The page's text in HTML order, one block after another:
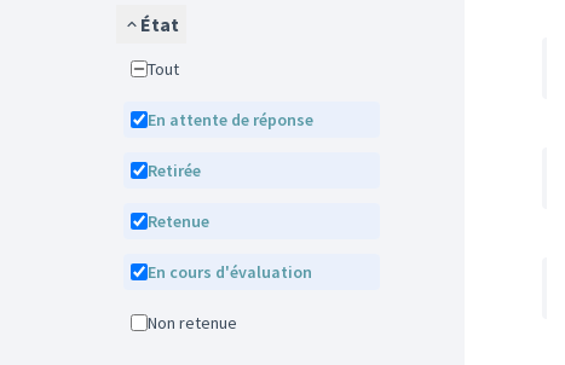
État
Tout
En attente de réponse
Retirée
Retenue
En cours d'évaluation
Non retenue